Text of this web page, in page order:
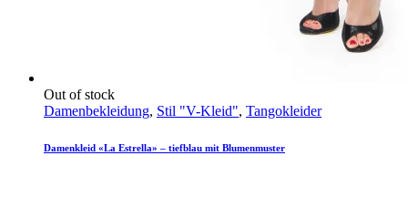
Out of stock
Damenbekleidung, Stil "V-Kleid", Tangokleider
Damenkleid «La Estrella» – tiefblau mit Blumenmuster